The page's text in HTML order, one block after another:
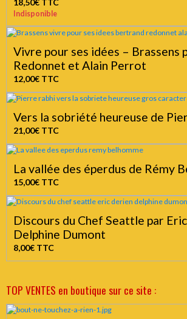
Indisponible
Vivre pour ses idées – Brassens
Redonnet et Alain Perrot
12,00€ TTC
Vers la sobriété heureuse de
21,00€ TTC
La vallée des éperdus de Rémy
15,00€ TTC
Discours du Chef Seattle par
Delphine Dumont
8,00€ TTC
TOP VENTES en boutique sur ce site :